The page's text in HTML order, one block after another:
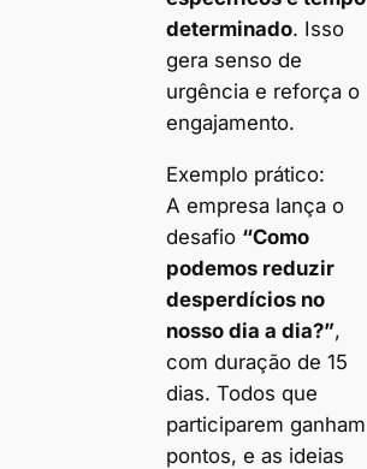
determinado. Isso
gera senso de
urgência e reforça o
engajamento.
Exemplo prático:
A empresa lança o
desafio “Como
podemos reduzir
desperdícios no
nosso dia a dia?”,
com duração de 15
dias. Todos que
participarem ganham
pontos, e as ideias